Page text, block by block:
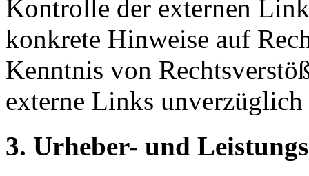
Kontrolle der externen
konkrete Hinweise auf
Kenntnis von
externe Links unverzüglich
3. Urheber- und